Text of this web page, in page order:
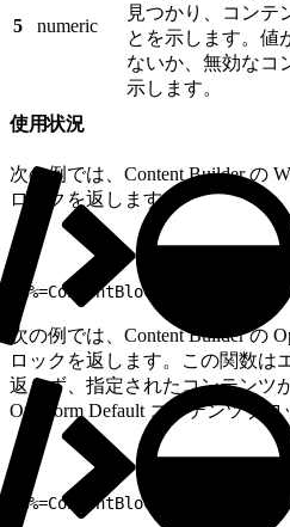
5 numeric
見つかり、コンテ
とを示します。値
ないか、無効なコ
示します。
使用状況
次の例では、Content Builder の
ロックを返します。
次の例では、Content Builder の
ロックを返します。この関数は
返さず、指定されたコンテンツ
Out Form Default コンテンツブロ